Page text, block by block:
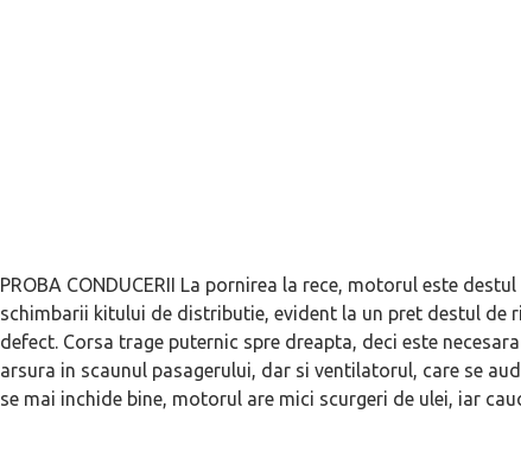
PROBA CONDUCERII La pornirea la rece, motorul este
schimbarii kitului de distributie, evident la un pret destul de
defect. Corsa trage puternic spre dreapta, deci este
arsura in scaunul pasagerului, dar si ventilatorul, care se
se mai inchide bine, motorul are mici scurgeri de ulei, iar